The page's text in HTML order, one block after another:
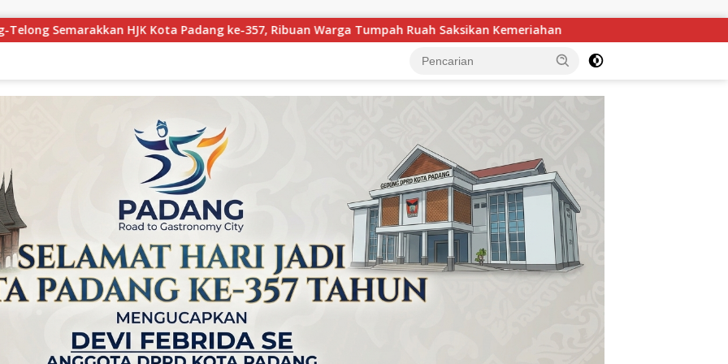
Ribuan Warga Tumpah Ruah Saksikan Kemeriahan Plt Bupati Muklisin Kawal Usulan Pengaspalan Jalan